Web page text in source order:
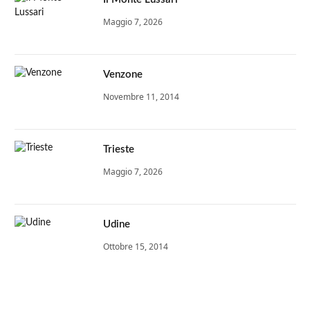
Maggio 7, 2026
Venzone
Novembre 11, 2014
Trieste
Maggio 7, 2026
Udine
Ottobre 15, 2014